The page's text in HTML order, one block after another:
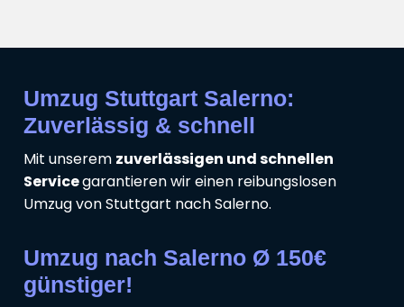
Umzug Stuttgart Salerno:
Zuverlässig & schnell
Mit unserem zuverlässigen und schnellen
Servicegarantieren wir einen reibungslosen
Umzug von Stuttgart nach Salerno.
Umzug nach Salerno Ø 150€
günstiger!